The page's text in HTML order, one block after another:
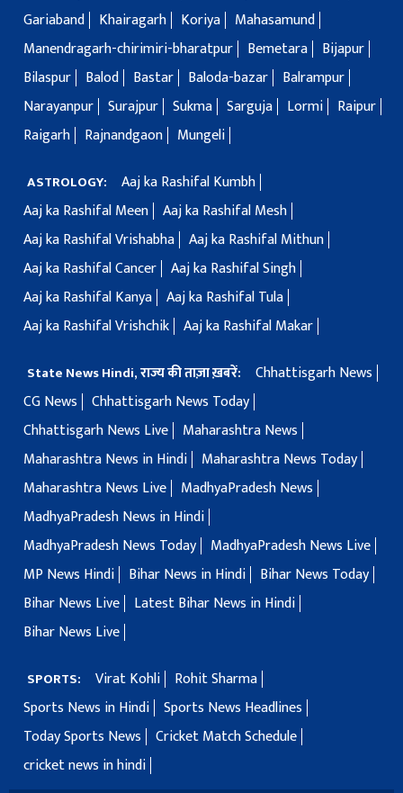
Gariaband
Khairagarh Koriya
Mahasamund
Manendragarh-chirimiri-bharatpur
Bemetara
Bijapur
Bilaspur
Balod Bastar Baloda-bazar
Balrampur
Narayanpur Surajpur Sukma Sarguja Lormi
Raipur
Raigarh
Rajnandgaon Mungeli
ASTROLOGY:
Aaj ka Rashifal Kumbh
Aaj ka Rashifal Meen Aaj ka Rashifal Mesh
Aaj ka Rashifal Vrishabha Aaj ka Rashifal Mithun
Aaj ka Rashifal Cancer Aaj ka Rashifal Singh
Aaj ka Rashifal Kanya Aaj ka Rashifal Tula
Aaj ka Rashifal Vrishchik Aaj ka Rashifal Makar
State News Hindi, राज्य की ताज़ा ख़बरें:
Chhattisgarh News
CG News
Chhattisgarh News Today
Chhattisgarh News Live
Maharashtra News
Maharashtra News in Hindi
Maharashtra News Today
Maharashtra News Live
MadhyaPradesh News
MadhyaPradesh News in Hindi
MadhyaPradesh News Today
MadhyaPradesh News Live
MP News Hindi
Bihar News in Hindi
Bihar News Today
Bihar News Live
Latest Bihar News in Hindi
Bihar News Live
SPORTS: Virat Kohli
Rohit Sharma
Sports News in Hindi Sports News Headlines
Today Sports News
Cricket Match Schedule
cricket news in hindi